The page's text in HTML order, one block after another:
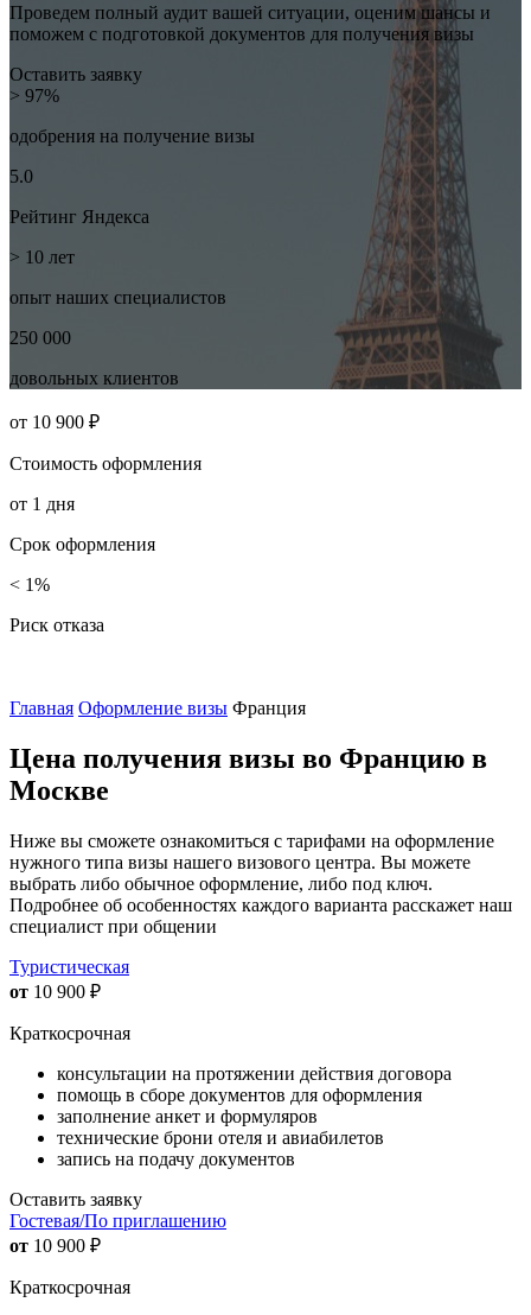
Проведем полный аудит вашей ситуации, оценим шансы и
поможем с подготовкой документов для получения визы
Оставить заявку
> 97%
одобрения на получение визы
5.0
Рейтинг Яндекса
> 10 лет
опыт наших специалистов
250 000
довольных клиентов
от 10 900 ₽
Стоимость оформления
от 1 дня
Срок оформления
< 1%
Риск отказа
Главная Оформление визы Франция
Цена получения визы во Францию в
Москве
Ниже вы сможете ознакомиться с тарифами на оформление
нужного типа визы нашего визового центра. Вы можете
выбрать либо обычное оформление, либо под ключ.
Подробнее об особенностях каждого варианта расскажет наш
специалист при общении
Туристическая
от 10 900 ₽
Краткосрочная
консультации на протяжении действия договора
помощь в сборе документов для оформления
заполнение анкет и формуляров
технические брони отеля и авиабилетов
запись на подачу документов
Оставить заявку
Гостевая/По приглашению
от 10 900 ₽
Краткосрочная